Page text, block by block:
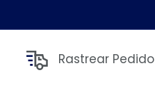
Rastrear Pedido